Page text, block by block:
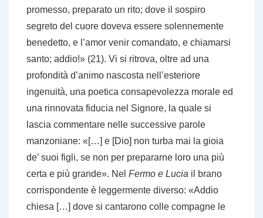
promesso, preparato un rito; dove il sospiro
segreto del cuore doveva essere solennemente
benedetto, e l’amor venir comandato, e chiamarsi
santo; addio!» (21). Vi si ritrova, oltre ad una
profondità d’animo nascosta nell’esteriore
ingenuità, una poetica consapevolezza morale ed
una rinnovata fiducia nel Signore, la quale si
lascia commentare nelle successive parole
manzoniane: «[…] e [Dio] non turba mai la gioia
de’ suoi figli, se non per prepararne loro una più
certa e più grande». Nel Fermo e Lucia il brano
corrispondente è leggermente diverso: «Addio
chiesa […] dove si cantarono colle compagne le